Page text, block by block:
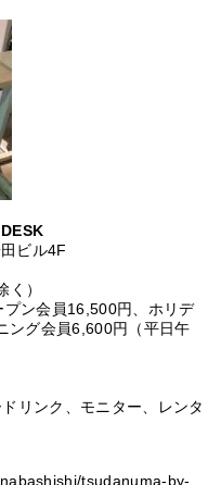
ビル4F
）
ン会員16,500円、ホリデ
ング会員6,600円（平日午
リンク、モニター、レンタ
tsudanuma-by-